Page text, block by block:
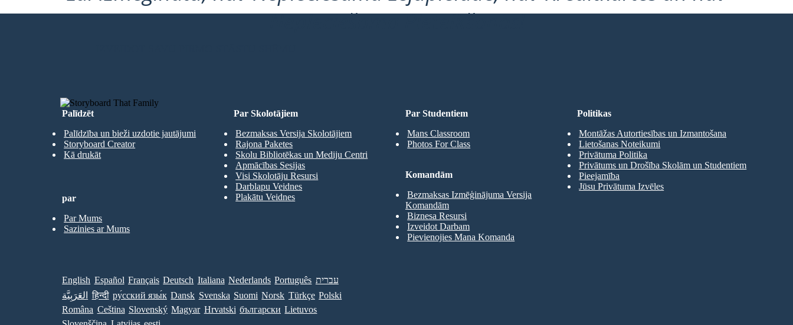
Nepieciešama Pieteikšanās!
Palīdzēt
Palīdzība un bieži uzdotie jautājumi
Storyboard Creator
Kā drukāt
Par Studentiem
Mans Classroom
Photos For Class
Par Skolotājiem
Bezmaksas Versija Skolotājiem
Rajona Paketes
Skolu Bibliotēkas un Mediju Centri
Apmācības Sesijas
Visi Skolotāju Resursi
Darblapu Veidnes
Plakātu Veidnes
Komandām
Bezmaksas Izmēģinājuma Versija
Komandām
Biznesa Resursi
Izveidot Darbam
Pievienojies Mana Komanda
par
Par Mums
Sazinies ar Mums
Politikas
Montāžas Autortiesības un Izmantošana
Lietošanas Noteikumi
Privātuma Politika
Privātums un Drošība Skolām un Studentiem
Pieejamība
Jūsu Privātuma Izvēles
English Español Français Deutsch Italiana Nederlands Português עברית
العَرَبِيَّة
हिन्दी ру́сский язы́к Dansk Svenska Suomi Norsk Türkçe Polski
Româna Ceština Slovenský Magyar Hrvatski български Lietuvos